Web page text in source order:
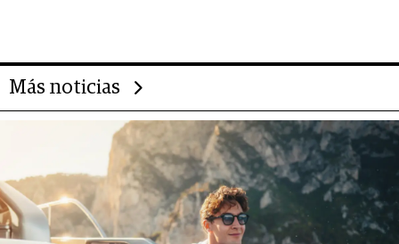
Más noticias